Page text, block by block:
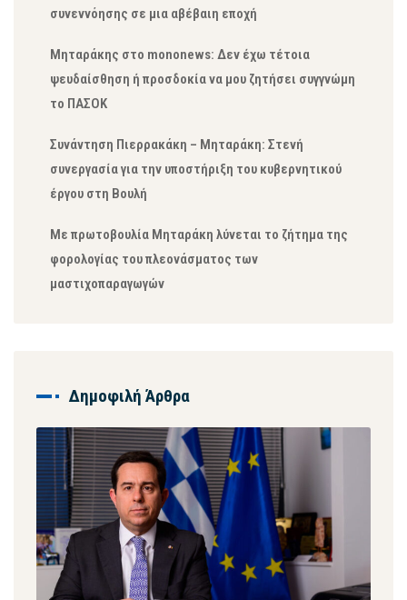
συνεννόησης σε μια αβέβαιη εποχή
Μηταράκης στο mononews: Δεν έχω τέτοια
ψευδαίσθηση ή προσδοκία να μου ζητήσει συγγνώμη
το ΠΑΣΟΚ
Συνάντηση Πιερρακάκη – Μηταράκη: Στενή
συνεργασία για την υποστήριξη του κυβερνητικού
έργου στη Βουλή
Με πρωτοβουλία Μηταράκη λύνεται το ζήτημα της
φορολογίας του πλεονάσματος των
μαστιχοπαραγωγών
Δημοφιλή Άρθρα